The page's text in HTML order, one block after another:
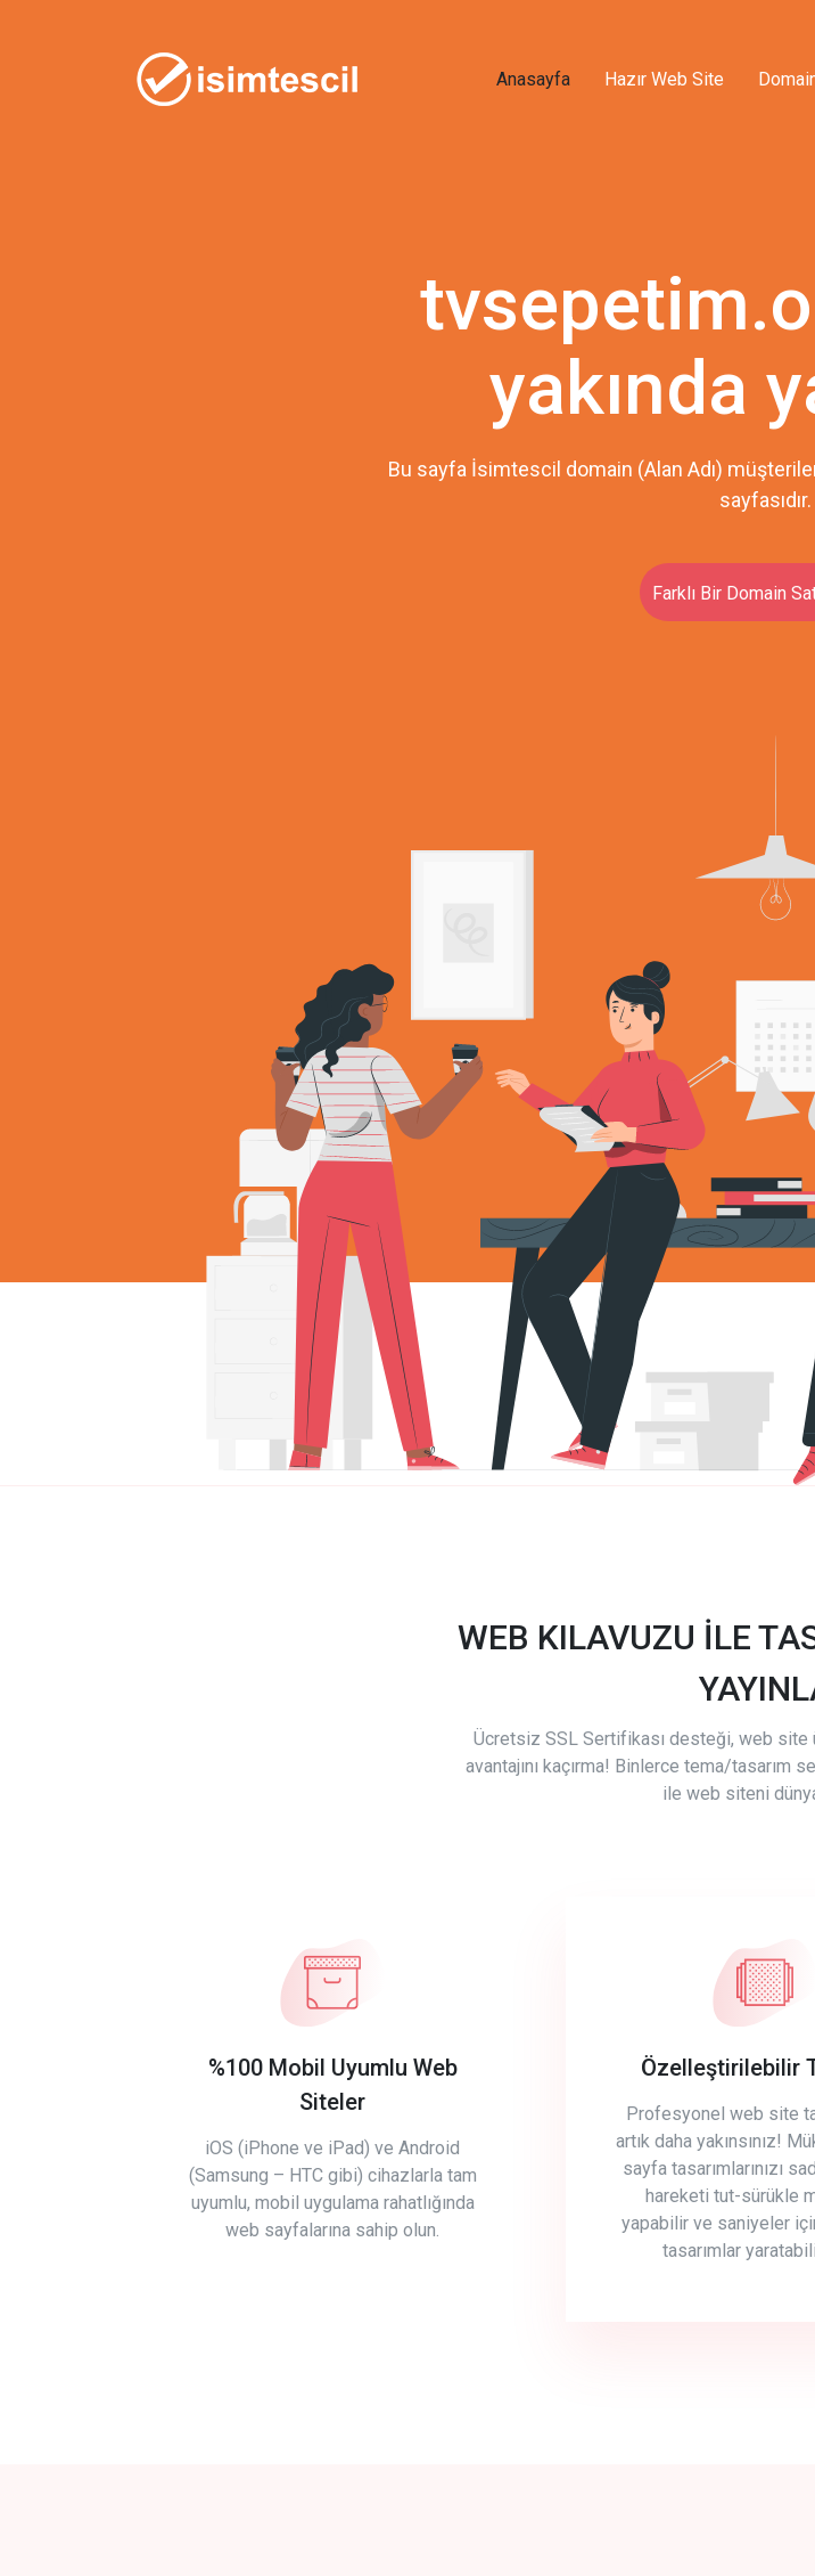
Anasayfa Hazır Web Site
yakında
Bu sayfa İsimtescil domain (Alan Adı)
sayfasıdır.
Farklı Bir Domain
WEB KILAVUZU İLE
Ücretsiz SSL Sertifikası desteği, web
avantajını kaçırma! Binlerce tema/tasarım
ile web siteni
%100 Mobil Uyumlu Web
Siteler
iOS (iPhone ve iPad) ve Android
(Samsung – HTC gibi) cihazlarla tam
uyumlu, mobil uygulama rahatlığında
web sayfalarına sahip olun.
Özelleştirilebilir
Profesyonel web site
artık daha yakınsınız!
sayfa tasarımlarınızı
hareketi tut-sürükle
yapabilir ve saniyeler
tasarımlar